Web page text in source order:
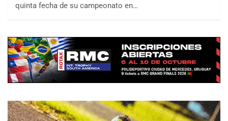
quinta fecha de su campeonato en…